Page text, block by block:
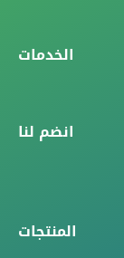
الخدمات
انضم لنا
المنتجات